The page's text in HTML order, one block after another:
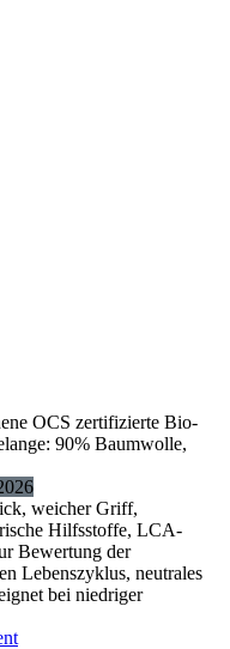
OCS zertifizierte Bio-
90% Baumwolle,
weicher Griff,
Hilfsstoffe, LCA-
Bewertung der
Lebenszyklus, neutrales
bei niedriger